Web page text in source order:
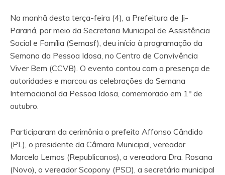
Na manhã desta terça-feira (4), a Prefeitura de Ji-
Paraná, por meio da Secretaria Municipal de Assistência
Social e Família (Semasf), deu início à programação da
Semana da Pessoa Idosa, no Centro de Convivência
Viver Bem (CCVB). O evento contou com a presença de
autoridades e marcou as celebrações da Semana
Internacional da Pessoa Idosa, comemorado em 1º de
outubro.
Participaram da cerimônia o prefeito Affonso Cândido
(PL), o presidente da Câmara Municipal, vereador
Marcelo Lemos (Republicanos), a vereadora Dra. Rosana
(Novo), o vereador Scopony (PSD), a secretária municipal